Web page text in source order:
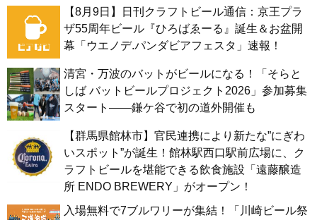
【8月9日】日刊クラフトビール通信：京王プラ
ザ55周年ビール『ひろばゑーる』誕生＆お盆開
幕「ウエノデ.パンダビアフェスタ」速報！
清宮・万波のバットがビールになる！「そらと
しば バットビールプロジェクト2026」参加募集
スタート——鎌ケ谷で初の道外開催も
【群馬県館林市】官民連携により新たな”にぎわ
いスポット”が誕生！館林駅西口駅前広場に、ク
ラフトビールを堪能できる飲食施設「遠藤醸造
所 ENDO BREWERY」がオープン！
入場無料で7ブルワリーが集結！「川崎ビール祭